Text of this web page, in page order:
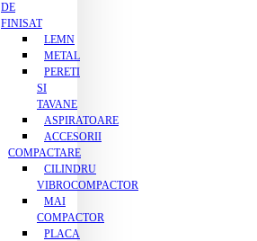
DE
FINISAT
LEMN
METAL
PERETI
SI
TAVANE
ASPIRATOARE
ACCESORII
COMPACTARE
CILINDRU
VIBROCOMPACTOR
MAI
COMPACTOR
PLACA